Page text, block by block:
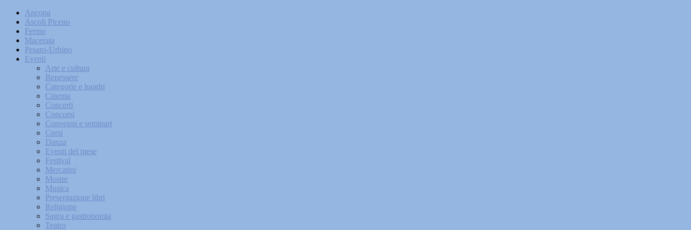
Ancona
Ascoli Piceno
Fermo
Macerata
Pesaro-Urbino
Eventi
Arte e cultura
Benessere
Categorie e luoghi
Cinema
Concerti
Concorsi
Convegni e seminari
Corsi
Danza
Eventi del mese
Festival
Mercatini
Mostre
Musica
Presentazione libri
Religione
Sagra e gastronomia
Teatro